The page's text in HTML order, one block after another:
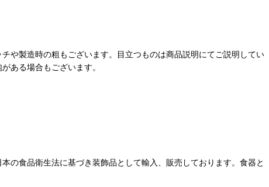
や製造時の粗もございます。目立つものは商品説明にてご説明してい
ある場合もございます。
の食品衛生法に基づき装飾品として輸入、販売しております。食器と